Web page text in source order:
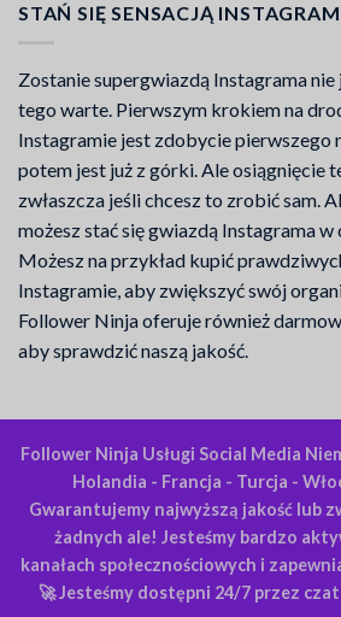
STAŃ SIĘ SENSACJĄ
Zostanie supergwiazdą Instagrama nie
tego warte. Pierwszym krokiem na
Instagramie jest zdobycie pierwszego
potem jest już z górki. Ale osiągnięcie
zwłaszcza jeśli chcesz to zrobić sam.
możesz stać się gwiazdą Instagrama w
Możesz na przykład kupić
Instagramie, aby zwiększyć swój
Follower Ninja oferuje również
aby sprawdzić naszą jakość.
Follower Ninja Usługi Social Media
Holandia - Francja - Turcja -
Gwarantujemy najwyższą jakość lub
żadnych ale! Jesteśmy bardzo
kanałach społecznościowych i
🚀 Jesteśmy dostępni 24/7 przez